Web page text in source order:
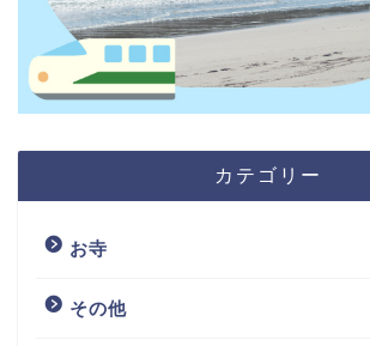
カテゴリー
お寺
その他